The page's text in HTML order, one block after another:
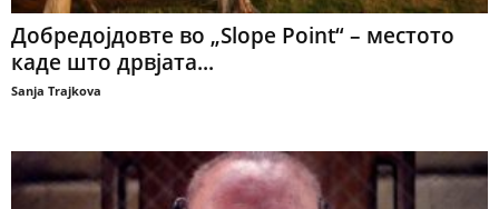
Добредојдовте во „Slope Point“ – местото
каде што дрвјата...
Sanja Trajkova